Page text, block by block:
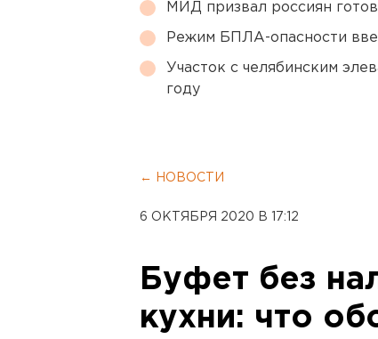
МИД призвал россиян
Режим БПЛА-опасности
Участок с челябинским
году
← НОВОСТИ
6 ОКТЯБРЯ 2020 В 17:12
Буфет без
кухни: что